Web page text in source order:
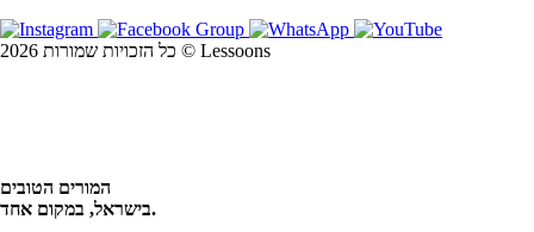
כל הזכויות שמורות 2026 © Lessoons
המורים הטובים
בישראל, במקום אחד.